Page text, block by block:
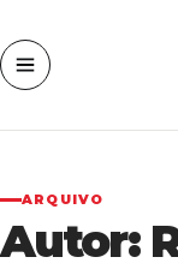
ARQUIVO
Autor: